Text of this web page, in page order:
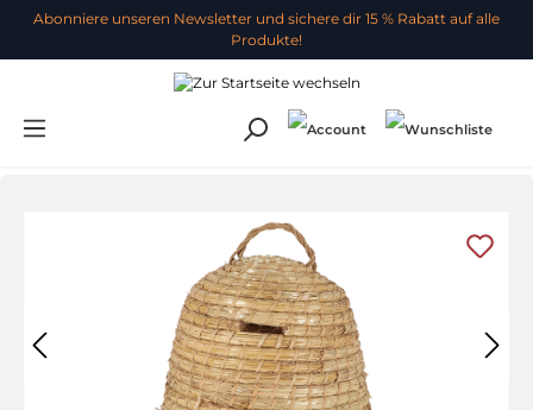
Abonniere unseren Newsletter und sichere dir 15 % Rabatt auf alle
Produkte!